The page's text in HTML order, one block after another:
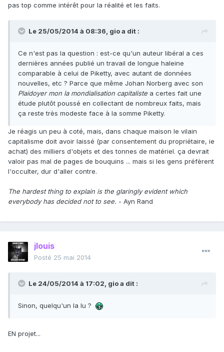
pas top comme intérêt pour la réalité et les faits.
Le 25/05/2014 à 08:36, gio a dit :
Ce n'est pas la question : est-ce qu'un auteur libéral a ces
dernières années publié un travail de longue haleine
comparable à celui de Piketty, avec autant de données
nouvelles, etc ? Parce que même Johan Norberg avec son
Plaidoyer mon la mondialisation capitaliste a certes fait une
étude plutôt poussé en collectant de nombreux faits, mais
ça reste très modeste face à la somme Piketty.
Je réagis un peu à coté, mais, dans chaque maison le vilain
capitalisme doit avoir laissé (par consentement du propriétaire, ie
achat) des milliers d'objets et des tonnes de matériel. ça devrait
valoir pas mal de pages de bouquins ... mais si les gens préfèrent
l'occulter, dur d'aller contre.
The hardest thing to explain is the glaringly evident which
everybody has decided not to see. - Ayn Rand
jlouis
Posté 25 mai 2014
Le 24/05/2014 à 17:02, gio a dit :
Sinon, quelqu'un la lu ?
EN projet...